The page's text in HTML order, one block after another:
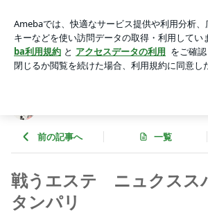
時々海外アプリをダウンロードして ブログの更新通知
ょう。
前の記事へ 一覧
戦うエステ ニュクスス
タンパリ